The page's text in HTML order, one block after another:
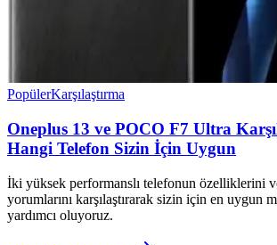
PopülerKarşılaştırma
Oneplus 13 ve POCO F7 Ultra
Hangi Telefon Sizin İçin Uygun
İki yüksek performanslı telefonun özelliklerini
yorumlarını karşılaştırarak sizin için en uygun
yardımcı oluyoruz.